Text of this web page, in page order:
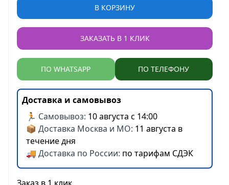
В КОРЗИНУ
ЗАКАЗАТЬ В 1 КЛИК
ПО WHATSAPP ПО ТЕЛЕФОНУ
Доставка и самовывоз
🏃 Самовывоз: 10 августа с 14:00
📦 Доставка Москва и МО: 11 августа в
течение дня
🚚 Доставка по России: по тарифам СДЭК